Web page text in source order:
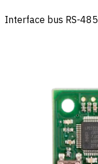
Interface bus RS-485